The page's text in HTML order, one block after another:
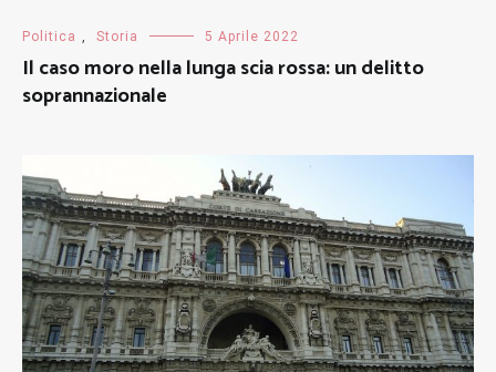
Politica Storia 5 Aprile 2022
Il caso moro nella lunga scia rossa: un delitto
soprannazionale